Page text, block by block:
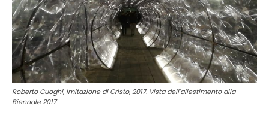
Roberto Cuoghi, Imitazione di Cristo, 2017. Vista dell'allestimento alla
Biennale 2017